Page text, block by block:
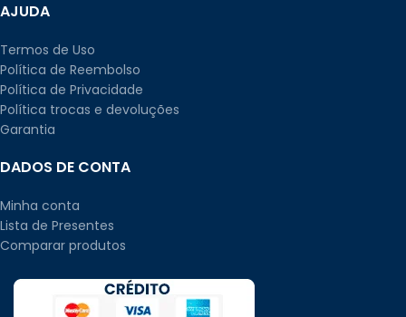
AJUDA
Termos de Uso
Política de Reembolso
Política de Privacidade
Política trocas e devoluções
Garantia
DADOS DE CONTA
Minha conta
Lista de Presentes
Comparar produtos